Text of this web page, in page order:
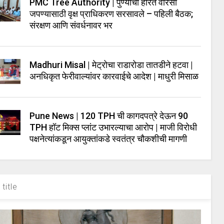
PMC Tree Authority | पुण्याचा हरित वारसा
जपण्यासाठी वृक्ष प्राधिकरण सरसावले – पहिली बैठक;
संरक्षण आणि संवर्धनावर भर
Madhuri Misal | मेट्रोचा राडारोडा तातडीने हटवा |
अनधिकृत फेरीवाल्यांवर कारवाईचे आदेश | माधुरी मिसाळ
Pune News | 120 TPH ची कागदपत्रे देऊन 90
TPH हॉट मिक्स प्लांट उभारल्याचा आरोप | माजी विरोधी
पक्षनेत्यांकडून आयुक्तांकडे स्वतंत्र चौकशीची मागणी